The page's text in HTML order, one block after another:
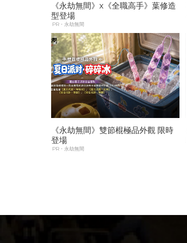
《永劫無間》x《全職高手》葉修造
型登場
PR・永劫無間
《永劫無間》雙節棍極品外觀 限時
登場
PR・永劫無間